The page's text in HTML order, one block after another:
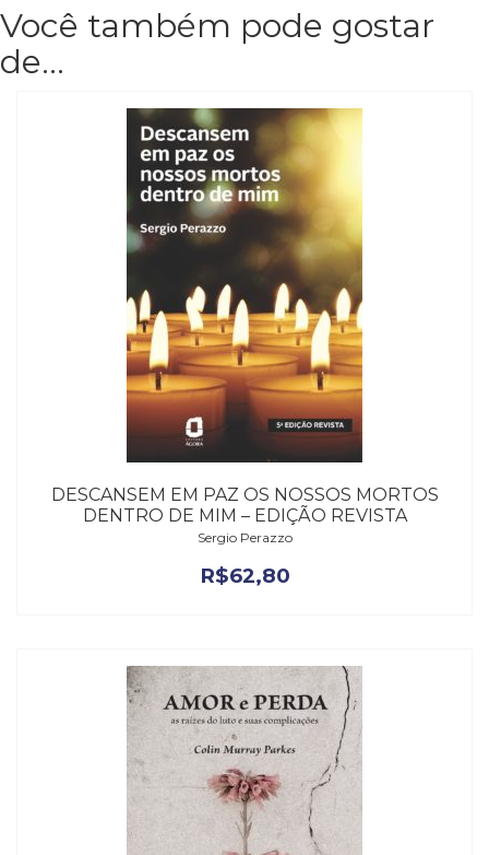
(1)
Vida
Você também pode gostar
de…
DESCANSEM EM PAZ OS NOSSOS MORTOS
DENTRO DE MIM – EDIÇÃO REVISTA
Sergio Perazzo
R$62,80